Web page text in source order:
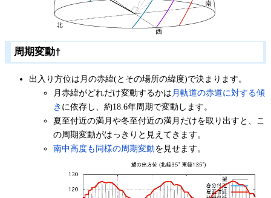
周期変動†
出入り方位は月の赤緯(とその場所の緯度)で決まります。
月赤緯がどれだけ変動するかは 月軌道の赤道に対する傾
き に依存し、約18.6年周期で変動します。
夏至付近の満月や冬至付近の満月だけを取り出すと、こ
の周期変動がはっきりと見えてきます。
南中高度も同様の周期変動を見せます。